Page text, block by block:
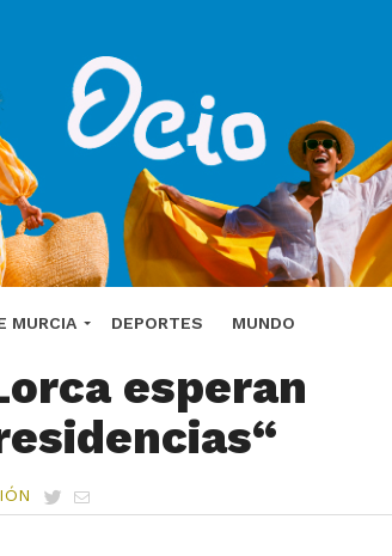
MURCIA DEPORTES MUNDO
de
esperan